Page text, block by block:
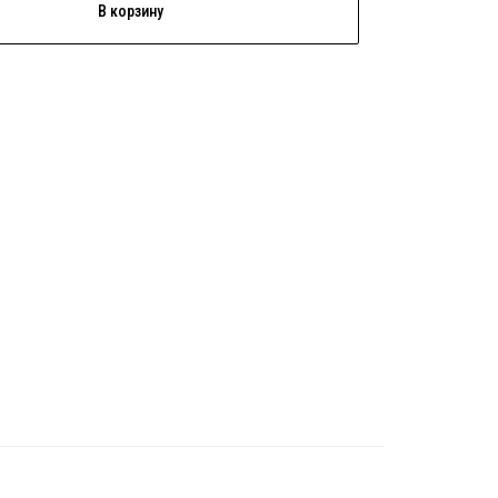
В корзину